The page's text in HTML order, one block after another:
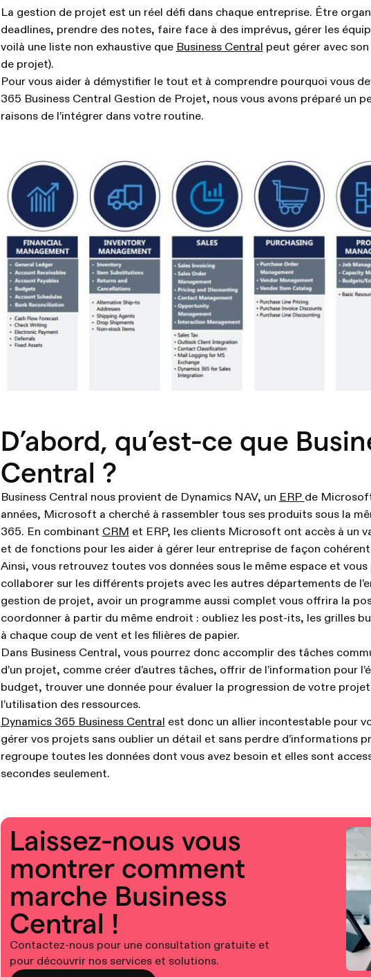
La gestion de projet est un réel défi dans chaque entreprise. Être
deadlines, prendre des notes, faire face à des imprévus, gérer les
voilà une liste non exhaustive que Business Central peut gérer avec
de projet).
Pour vous aider à démystifier le tout et à comprendre pourquoi vous
365 Business Central Gestion de Projet, nous vous avons préparé un
raisons de l’intégrer dans votre routine.
D’abord, qu’est-ce que
Central ?
Business Central nous provient de Dynamics NAV, un ERP de
années, Microsoft a cherché à rassembler tous ses produits sous la
365. En combinant CRM et ERP, les clients Microsoft ont accès à un
et de fonctions pour les aider à gérer leur entreprise de façon
Ainsi, vous retrouvez toutes vos données sous le même espace et
collaborer sur les différents projets avec les autres départements de
gestion de projet, avoir un programme aussi complet vous offrira la
coordonner à partir du même endroit : oubliez les post-its, les grilles
à chaque coup de vent et les filières de papier.
Dans Business Central, vous pourrez donc accomplir des tâches
d’un projet, comme créer d’autres tâches, offrir de l’information pour
budget, trouver une donnée pour évaluer la progression de votre
l’utilisation des ressources.
Dynamics 365 Business Central est donc un allier incontestable pour
gérer vos projets sans oublier un détail et sans perdre d’informations
regroupe toutes les données dont vous avez besoin et elles sont
secondes seulement.
Laissez-nous vous
montrer comment
marche Business
Central !
Contactez-nous pour une consultation gratuite et
pour découvrir nos services et solutions.